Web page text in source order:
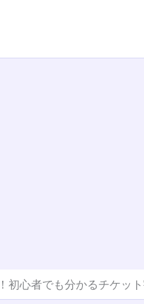
初心者でも分かるチケッ